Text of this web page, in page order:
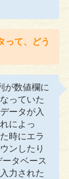
って、どう
が数値欄に
っていた
ータが入
によっ
時にエラ
ンしたり
タベース
力された